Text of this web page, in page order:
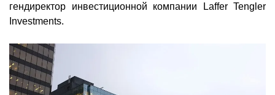
гендиректор инвестиционной компании Laffer Tengler
Investments.